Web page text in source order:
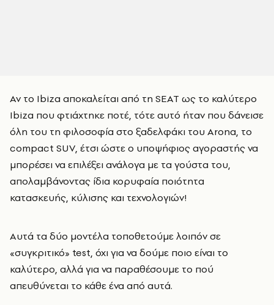
Αν το Ibiza αποκαλείται από τη SEAT ως το καλύτερο
Ibiza που φτιάχτηκε ποτέ, τότε αυτό ήταν που δάνεισε
όλη του τη φιλοσοφία στο ξαδελφάκι του Arona, το
compact SUV, έτσι ώστε ο υποψήφιος αγοραστής να
μπορέσει να επιλέξει ανάλογα με τα γούστα του,
απολαμβάνοντας ίδια κορυφαία ποιότητα
κατασκευής, κύλισης και τεχνολογιών!
Αυτά τα δύο μοντέλα τοποθετούμε λοιπόν σε
«συγκριτικό» test, όχι για να δούμε ποιο είναι το
καλύτερο, αλλά για να παραθέσουμε το πού
απευθύνεται το κάθε ένα από αυτά.